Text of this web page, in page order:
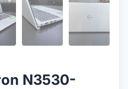
N3530-